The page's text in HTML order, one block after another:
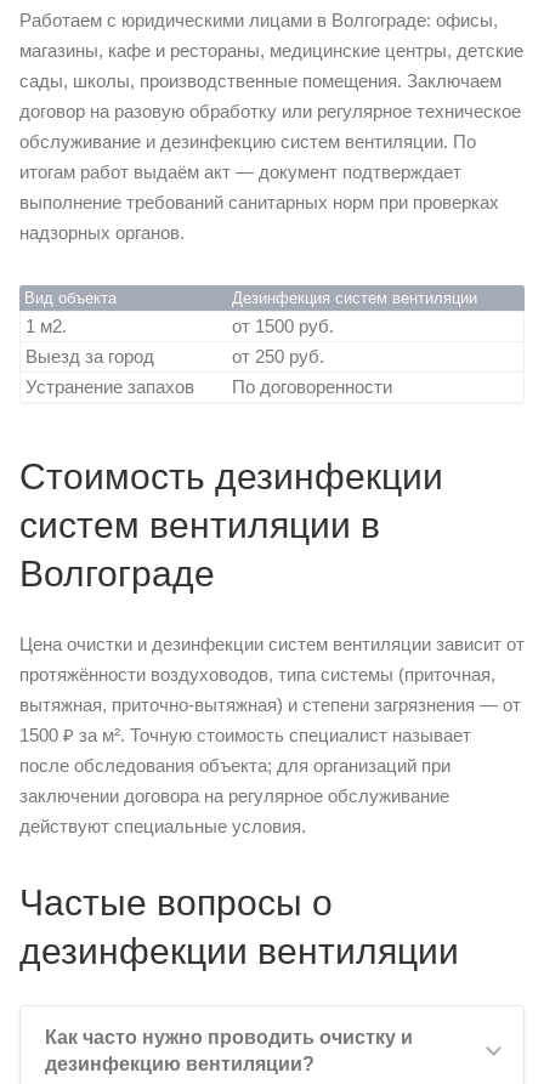
Работаем с юридическими лицами в Волгограде: офисы,
магазины, кафе и рестораны, медицинские центры, детские
сады, школы, производственные помещения. Заключаем
договор на разовую обработку или регулярное техническое
обслуживание и дезинфекцию систем вентиляции. По
итогам работ выдаём акт — документ подтверждает
выполнение требований санитарных норм при проверках
надзорных органов.
Вид объекта Дезинфекция систем вентиляции
1 м2.
от 1500 руб.
Выезд за город
от 250 руб.
Устранение запахов
По договоренности
Стоимость дезинфекции
систем вентиляции в
Волгограде
Цена очистки и дезинфекции систем вентиляции зависит от
протяжённости воздуховодов, типа системы (приточная,
вытяжная, приточно-вытяжная) и степени загрязнения — от
1500 ₽ за м². Точную стоимость специалист называет
после обследования объекта; для организаций при
заключении договора на регулярное обслуживание
действуют специальные условия.
Частые вопросы о
дезинфекции вентиляции
Как часто нужно проводить очистку и
дезинфекцию вентиляции?